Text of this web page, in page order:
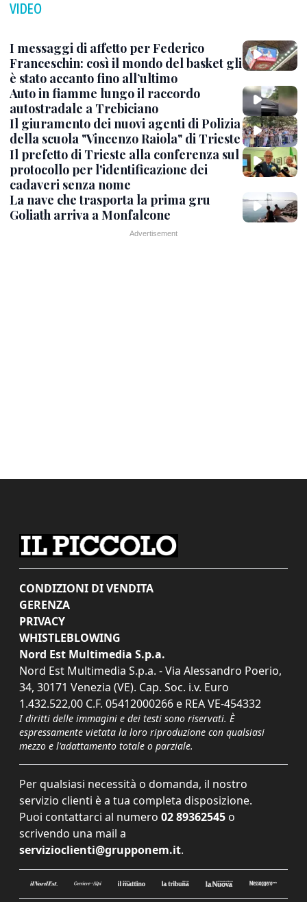
VIDEO
I messaggi di affetto per Federico
Franceschin: così il mondo del basket gli
è stato accanto fino all’ultimo
Auto in fiamme lungo il raccordo
autostradale a Trebiciano
Il giuramento dei nuovi agenti di Polizia
della scuola "Vincenzo Raiola" di Trieste
Il prefetto di Trieste alla conferenza sul
protocollo per l'identificazione dei
cadaveri senza nome
La nave che trasporta la prima gru
Goliath arriva a Monfalcone
CONDIZIONI DI VENDITA
GERENZA
PRIVACY
WHISTLEBLOWING
Nord Est Multimedia S.p.a.
Nord Est Multimedia S.p.a. - Via Alessandro Poerio,
34, 30171 Venezia (VE). Cap. Soc. i.v. Euro
1.432.522,00 C.F. 05412000266 e REA VE-454332
I diritti delle immagini e dei testi sono riservati. È
espressamente vietata la loro riproduzione con qualsiasi
mezzo e l'adattamento totale o parziale.
Per qualsiasi necessità o domanda, il nostro
servizio clienti è a tua completa disposizione.
Puoi contattarci al numero 02 89362545 o
scrivendo una mail a
servizioclienti@grupponem.it.